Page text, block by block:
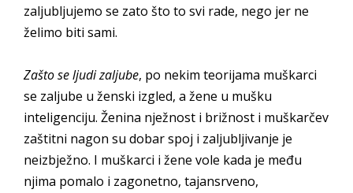
zaljubljujemo se zato što to svi rade, nego jer ne
želimo biti sami.
Zašto se ljudi zaljube, po nekim teorijama muškarci
se zaljube u ženski izgled, a žene u mušku
inteligenciju. Ženina nježnost i brižnost i muškarčev
zaštitni nagon su dobar spoj i zaljubljivanje je
neizbježno. I muškarci i žene vole kada je među
njima pomalo i zagonetno, tajansrveno,